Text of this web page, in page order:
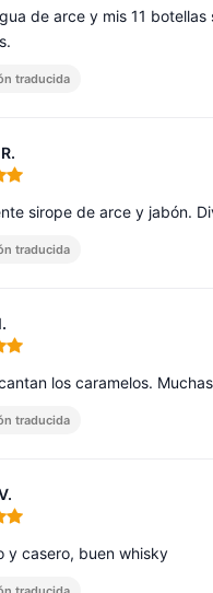
de arce y mis 11
traducida
5
sirope de arce y jabón.
traducida
5
los caramelos.
traducida
5
y casero, buen whisky